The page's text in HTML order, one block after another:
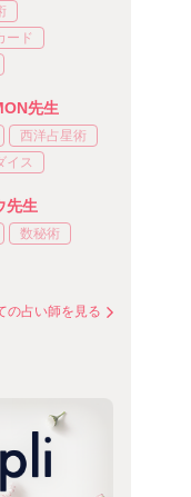
ード
先生
西洋占星術
イス
先生
数秘術
の占い師を見る